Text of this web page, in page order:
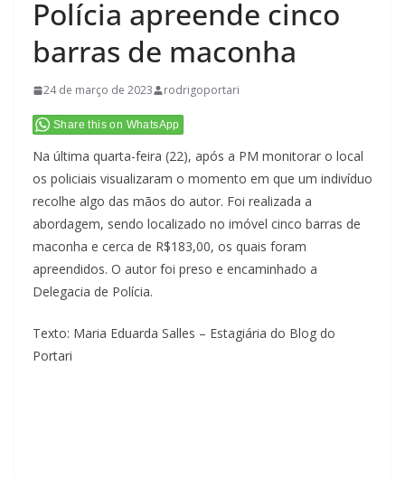
Polícia apreende cinco
barras de maconha
24 de março de 2023 rodrigoportari
Share this on WhatsApp
Na última quarta-feira (22), após a PM monitorar o local
os policiais visualizaram o momento em que um indivíduo
recolhe algo das mãos do autor. Foi realizada a
abordagem, sendo localizado no imóvel cinco barras de
maconha e cerca de R$183,00, os quais foram
apreendidos. O autor foi preso e encaminhado a
Delegacia de Polícia.
Texto: Maria Eduarda Salles – Estagiária do Blog do
Portari